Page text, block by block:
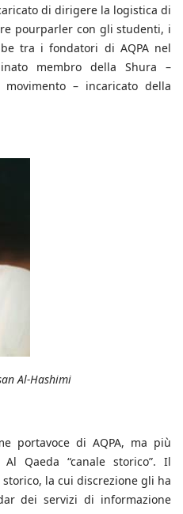
di dirigere la logistica di
pourparler con gli studenti, i
tra i fondatori di AQPA nel
membro della Shura –
– incaricato della
Al-Hashimi
portavoce di AQPA, ma più
Qaeda “canale storico”. Il
la cui discrezione gli ha
dei servizi di informazione